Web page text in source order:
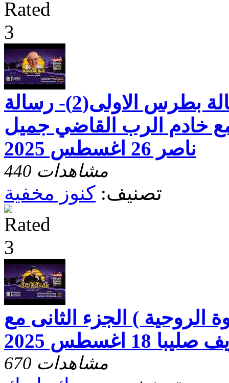
كنوز مخفيّه "رسالة بطرس الاولى(2)- رسالة
خادم الرب القاضي جميل
ناصر 26 اغسطس 2025
440 مشاهدات
تصنيف: كنوز مخفية
الروحية ) الجزء الثانى مع
اغسطس 2025
670 مشاهدات